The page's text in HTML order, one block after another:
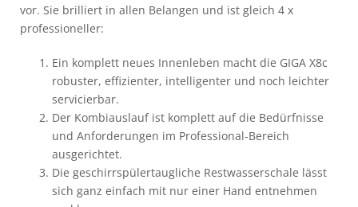
vor. Sie brilliert in allen Belangen und ist gleich 4 x
professioneller:
Ein komplett neues Innenleben macht die GIGA X8c
robuster, effizienter, intelligenter und noch leichter
servicierbar.
Der Kombiauslauf ist komplett auf die Bedürfnisse
und Anforderungen im Professional-Bereich
ausgerichtet.
Die geschirrspülertaugliche Restwasserschale lässt
sich ganz einfach mit nur einer Hand entnehmen